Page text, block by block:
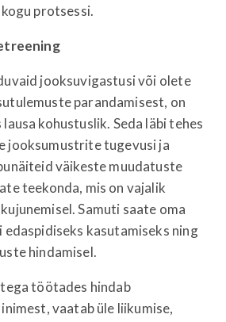
protsessi.
jooksuvigastusi või olete
parandamisest, on
kohustuslik. Seda läbi tehes
jooksumustrite tugevusi ja
väikeste muudatuste
teekonda, mis on vajalik
Samuti saate oma
edaspidiseks kasutamiseks ning
hindamisel.
töötades hindab
vaatab üle liikumise,